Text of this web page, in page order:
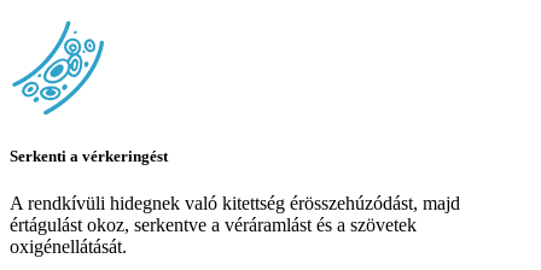
Serkenti a vérkeringést
A rendkívüli hidegnek való kitettség érösszehúzódást, majd
értágulást okoz, serkentve a véráramlást és a szövetek
oxigénellátását.